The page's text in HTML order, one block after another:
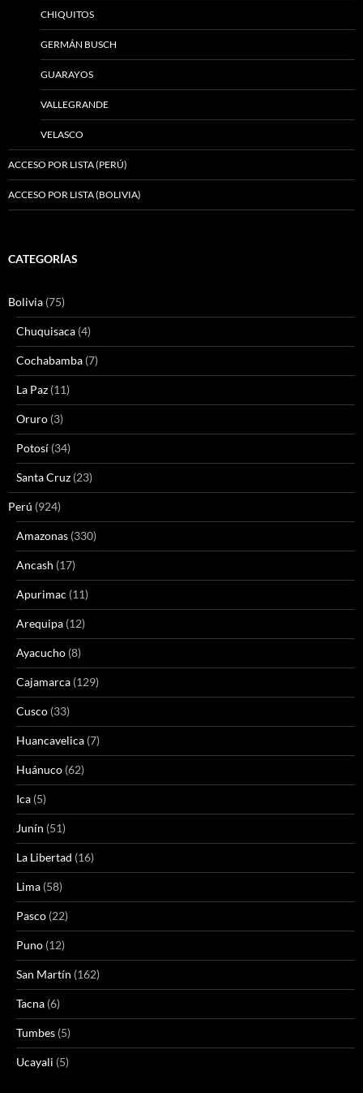
CHIQUITOS
GERMÁN BUSCH
GUARAYOS
VALLEGRANDE
VELASCO
ACCESO POR LISTA (PERÚ)
ACCESO POR LISTA (BOLIVIA)
CATEGORÍAS
Bolivia (75)
Chuquisaca (4)
Cochabamba (7)
La Paz (11)
Oruro (3)
Potosí (34)
Santa Cruz (23)
Perú (924)
Amazonas (330)
Ancash (17)
Apurimac (11)
Arequipa (12)
Ayacucho (8)
Cajamarca (129)
Cusco (33)
Huancavelica (7)
Huánuco (62)
Ica (5)
Junín (51)
La Libertad (16)
Lima (58)
Pasco (22)
Puno (12)
San Martín (162)
Tacna (6)
Tumbes (5)
Ucayali (5)